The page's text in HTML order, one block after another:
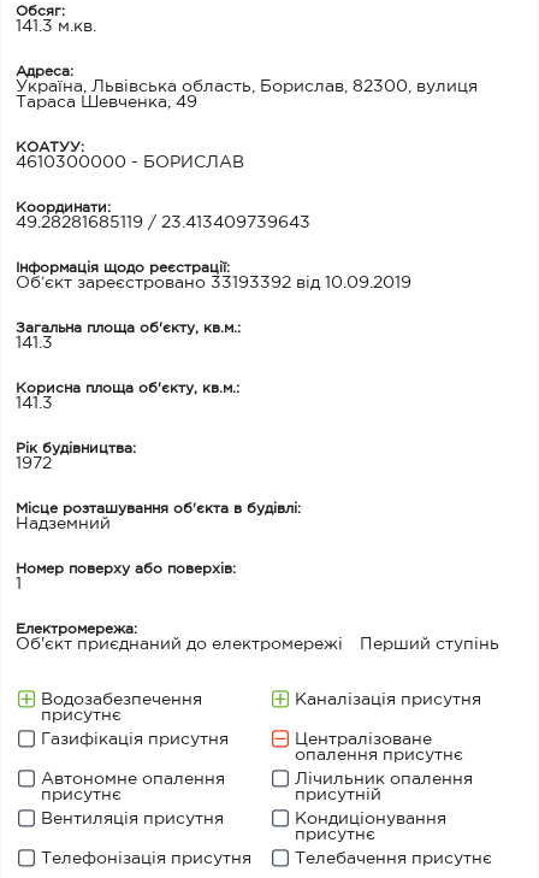
Обсяг:
141.3 м.кв.
Адреса:
Україна, Львівська область, Борислав, 82300, вулиця
Тараса Шевченка, 49
КОАТУУ:
4610300000 - БОРИСЛАВ
Координати:
49.28281685119 / 23.413409739643
Інформація щодо реєстрації:
Об’єкт зареєстровано 33193392 від 10.09.2019
Загальна площа об'єкту, кв.м.:
141.3
Корисна площа об'єкту, кв.м.:
141.3
Рік будівництва:
1972
Місце розташування об'єкта в будівлі:
Надземний
Номер поверху або поверхів:
1
Електромережа:
Об'єкт приєднаний до електромережі Перший ступінь
Водозабезпечення
присутнє
Каналізація присутня
Газифікація присутня
Централізоване
опалення присутнє
Автономне опалення
присутнє
Лічильник опалення
присутній
Вентиляція присутня
Кондиціонування
присутнє
Телефонізація присутня
Телебачення присутнє